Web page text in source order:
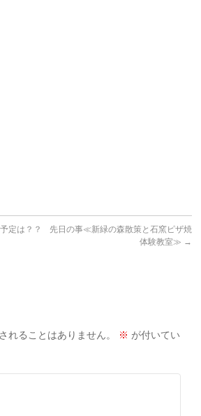
定は？？
先日の事≪新緑の森散策と石窯ピザ焼
体験教室≫ →
れることはありません。 ※ が付いてい